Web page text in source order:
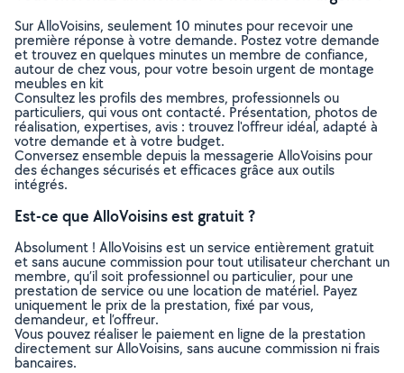
Sur AlloVoisins, seulement 10 minutes pour recevoir une
première réponse à votre demande. Postez votre demande
et trouvez en quelques minutes un membre de confiance,
autour de chez vous, pour votre besoin urgent de montage
meubles en kit
Consultez les profils des membres, professionnels ou
particuliers, qui vous ont contacté. Présentation, photos de
réalisation, expertises, avis : trouvez l'offreur idéal, adapté à
votre demande et à votre budget.
Conversez ensemble depuis la messagerie AlloVoisins pour
des échanges sécurisés et efficaces grâce aux outils
intégrés.
Est-ce que AlloVoisins est gratuit ?
Absolument ! AlloVoisins est un service entièrement gratuit
et sans aucune commission pour tout utilisateur cherchant un
membre, qu’il soit professionnel ou particulier, pour une
prestation de service ou une location de matériel. Payez
uniquement le prix de la prestation, fixé par vous,
demandeur, et l’offreur.
Vous pouvez réaliser le paiement en ligne de la prestation
directement sur AlloVoisins, sans aucune commission ni frais
bancaires.